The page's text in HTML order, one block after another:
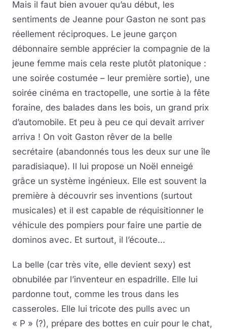
Mais il faut bien avouer qu’au début, les
sentiments de Jeanne pour Gaston ne sont pas
réellement réciproques. Le jeune garçon
débonnaire semble apprécier la compagnie de la
jeune femme mais cela reste plutôt platonique :
une soirée costumée – leur première sortie), une
soirée cinéma en tractopelle, une sortie à la fête
foraine, des balades dans les bois, un grand prix
d’automobile. Et peu à peu ce qui devait arriver
arriva ! On voit Gaston rêver de la belle
secrétaire (abandonnés tous les deux sur une île
paradisiaque). Il lui propose un Noël enneigé
grâce un système ingénieux. Elle est souvent la
première à découvrir ses inventions (surtout
musicales) et il est capable de réquisitionner le
véhicule des pompiers pour faire une partie de
dominos avec. Et surtout, il l’écoute...
La belle (car très vite, elle devient sexy) est
obnubilée par l’inventeur en espadrille. Elle lui
pardonne tout, comme les trous dans les
casseroles. Elle lui tricote des pulls avec un
« P » (?), prépare des bottes en cuir pour le chat,